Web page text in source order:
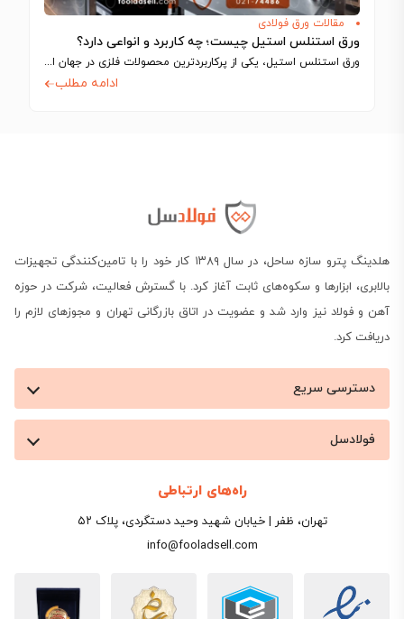
مقالات ورق فولادی
ورق استنلس استیل چیست؛ چه کاربرد و انواعی دارد؟
ورق استنلس استیل، یکی از پرکاربردترین محصولات فلزی در جهان است که به دلیل…
ادامه مطلب
هلدینگ پترو سازه ساحل، در سال ۱۳۸۹ کار خود را با تامین‌کنندگی تجهیزات
بالابری، ابزارها و سکوه‌های ثابت آغاز کرد. با گسترش فعالیت، شرکت در حوزه
آهن و فولاد نیز وارد شد و عضویت در اتاق بازرگانی تهران و مجوزهای لازم را
دریافت کرد.
دسترسی سریع
فولادسل
راه‌های ارتباطی
تهران، ظفر | خیابان شهید وحید دستگردی، پلاک ۵۲
info@fooladsell.com